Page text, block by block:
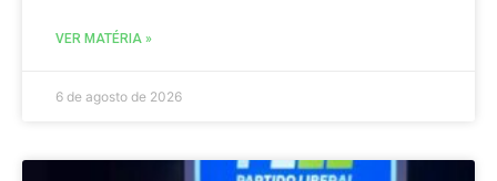
VER MATÉRIA »
6 de agosto de 2026